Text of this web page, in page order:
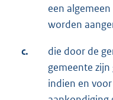
een
worden
c.
die door de
gemeente
indien en